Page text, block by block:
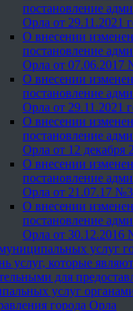
постановление
Орла от 29.11.2021
О внесении
постановление
Орла от 07.06.2017
О внесении
постановление
Орла от 29.11.2021
О внесении
постановление
Орла от 12 декабря
О внесении
постановление
Орла от 21.07.17
О внесении
постановление
Орла от 30.12.2016
услуг
услуг, которые
для
услуг
города Орла